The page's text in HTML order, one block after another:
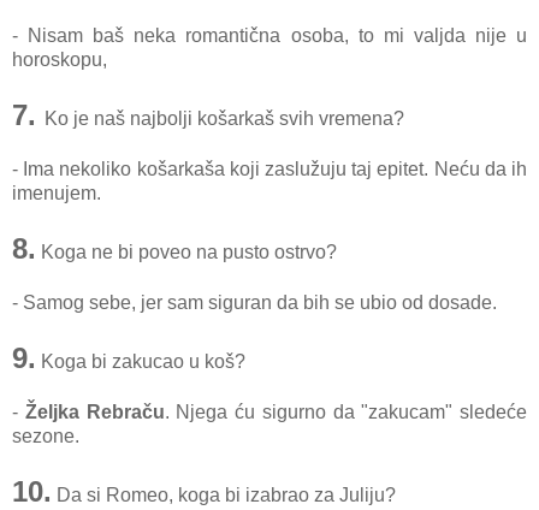
- Nisam baš neka romantična osoba, to mi valjda nije u
horoskopu,
7. Ko je naš najbolji košarkaš svih vremena?
- Ima nekoliko košarkaša koji zaslužuju taj epitet. Neću da ih
imenujem.
8. Koga ne bi poveo na pusto ostrvo?
- Samog sebe, jer sam siguran da bih se ubio od dosade.
9. Koga bi zakucao u koš?
- Željka Rebraču. Njega ću sigurno da "zakucam" sledeće
sezone.
10. Da si Romeo, koga bi izabrao za Juliju?